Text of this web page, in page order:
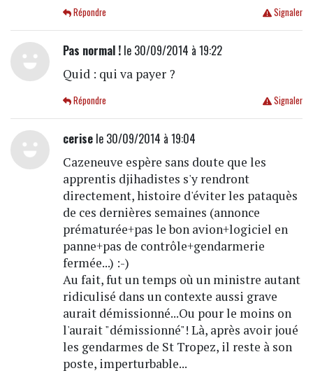
Signaler
Répondre
Pas normal !le 30/09/2014 à 19:22
Quid : qui va payer ?
Signaler
Répondre
cerisele 30/09/2014 à 19:04
Cazeneuve espère sans doute que les
apprentis djihadistes s'y rendront
directement, histoire d'éviter les pataquès
de ces dernières semaines (annonce
prématurée+pas le bon avion+logiciel en
panne+pas de contrôle+gendarmerie
fermée...) :-)
Au fait, fut un temps où un ministre autant
ridiculisé dans un contexte aussi grave
aurait démissionné...Ou pour le moins on
l'aurait "démissionné"! Là, après avoir joué
les gendarmes de St Tropez, il reste à son
poste, imperturbable...